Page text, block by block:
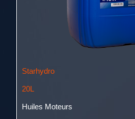
Starhydro
20L
Huiles Moteurs